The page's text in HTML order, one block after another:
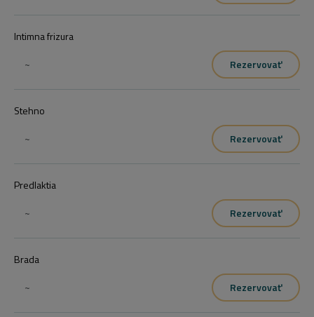
Intimna frizura
~
Rezervovať
Stehno
~
Rezervovať
Predlaktia
~
Rezervovať
Brada
~
Rezervovať